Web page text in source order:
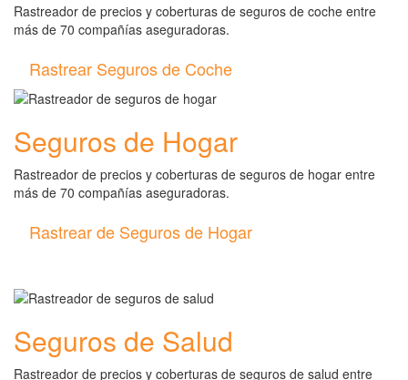
Rastreador de precios y coberturas de seguros de coche entre
más de 70 compañías aseguradoras.
Rastrear Seguros de Coche
Seguros de Hogar
Rastreador de precios y coberturas de seguros de hogar entre
más de 70 compañías aseguradoras.
Rastrear de Seguros de Hogar
Seguros de Salud
Rastreador de precios y coberturas de seguros de salud entre